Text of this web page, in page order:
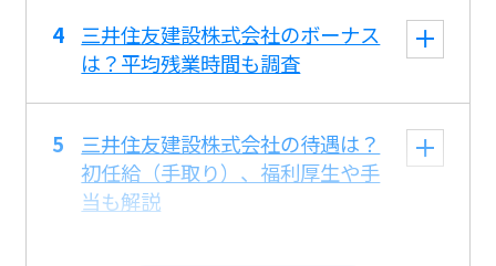
三井住友建設株式会社のボーナス
は？平均残業時間も調査
三井住友建設株式会社の待遇は？
初任給（手取り）、福利厚生や手
当も解説